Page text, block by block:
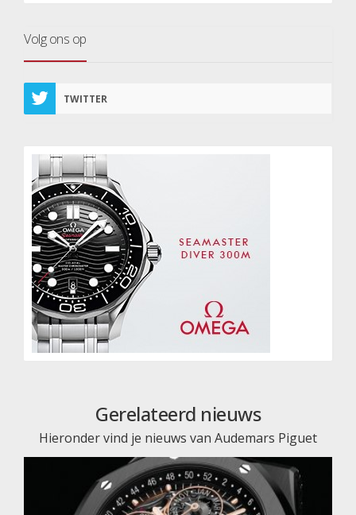
Volg ons op
TWITTER
Gerelateerd nieuws
Hieronder vind je nieuws van Audemars Piguet